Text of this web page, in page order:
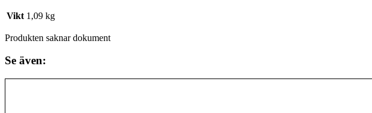
Vikt 1,09 kg
Produkten saknar dokument
Se även: